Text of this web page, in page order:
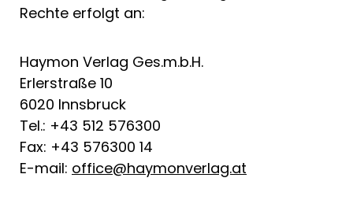
Rechte erfolgt an:
Haymon Verlag Ges.m.b.H.
Erlerstraße 10
6020 Innsbruck
Tel.: +43 512 576300
Fax: +43 576300 14
E-mail: office@haymonverlag.at